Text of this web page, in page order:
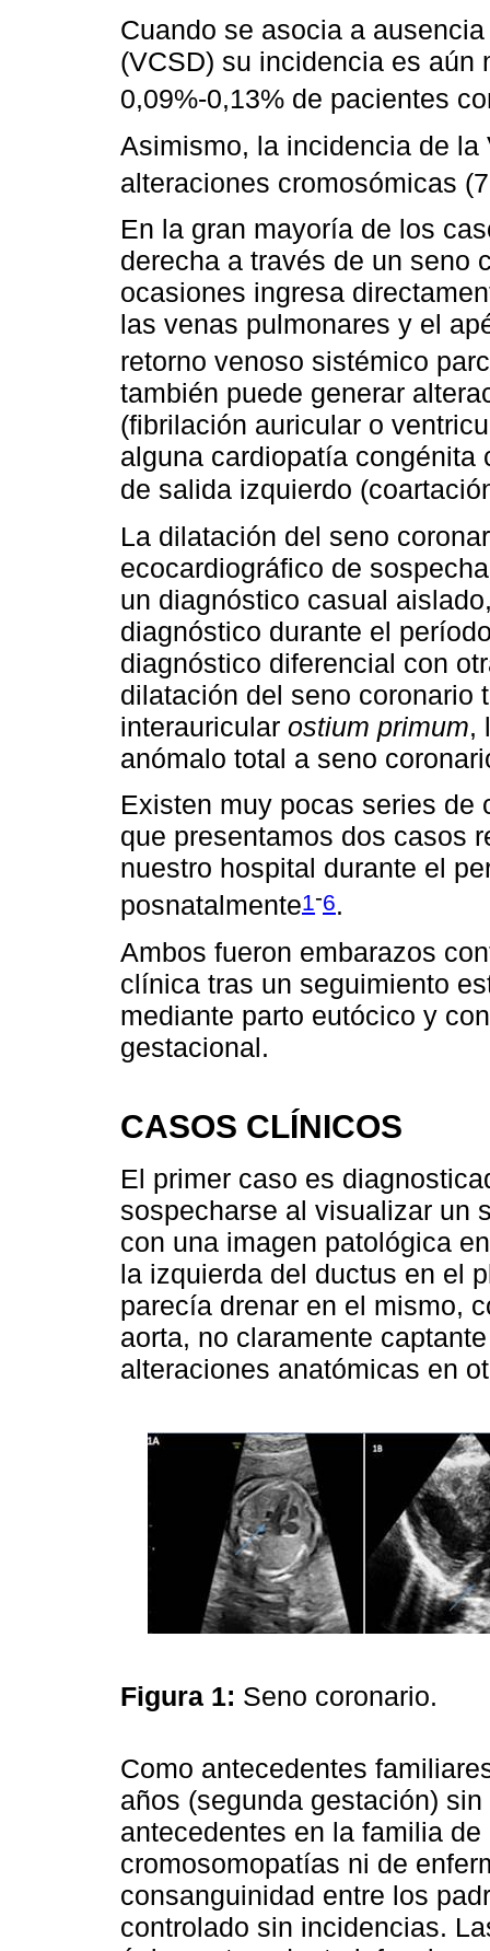
Cuando se asocia a
(VCSD) su incidencia es aún
0,09%-0,13% de pacientes
Asimismo, la incidencia de
alteraciones cromosómicas
En la gran mayoría de los
derecha a través de un seno
ocasiones ingresa
las venas pulmonares y el
retorno venoso sistémico
también puede generar
(fibrilación auricular o
alguna cardiopatía
de salida izquierdo
La dilatación del seno
ecocardiográfico de
un diagnóstico casual
diagnóstico durante el
diagnóstico diferencial con
dilatación del seno coronario
interauricular ostium primum,
anómalo total a seno
Existen muy pocas series de
que presentamos dos casos
nuestro hospital durante el
posnatalmente1 -6.
Ambos fueron embarazos
clínica tras un seguimiento
mediante parto eutócico y
gestacional.
CASOS CLÍNICOS
El primer caso es
sospecharse al visualizar un
con una imagen patológica
la izquierda del ductus en el
parecía drenar en el mismo,
aorta, no claramente
alteraciones anatómicas en
Figura 1: Seno coronario.
Como antecedentes
años (segunda gestación)
antecedentes en la familia
cromosomopatías ni de
consanguinidad entre los
controlado sin incidencias.